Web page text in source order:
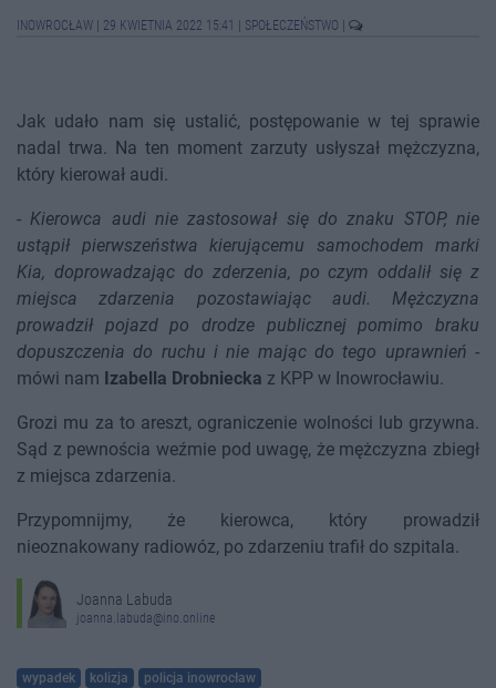
INOWROCŁAW 29 KWIETNIA 2022 15:41 SPOŁECZEŃSTWO
Jak udało nam się ustalić, postępowanie w tej sprawie
nadal trwa. Na ten moment zarzuty usłyszał mężczyzna,
który kierował audi.
-Kierowca audi nie zastosował się do znaku STOP, nie
ustąpił pierwszeństwa kierującemu samochodem marki
Kia, doprowadzając do zderzenia, po czym oddalił się z
miejsca zdarzenia pozostawiając audi. Mężczyzna
prowadził pojazd po drodze publicznej pomimo braku
dopuszczenia do ruchu i nie mając do tego uprawnień -
mówi nam Izabella Drobniecka z KPP w Inowrocławiu.
Grozi mu za to areszt, ograniczenie wolności lub grzywna.
Sąd z pewnościa weźmie pod uwagę, że mężczyzna zbiegł
z miejsca zdarzenia.
Przypomnijmy, że kierowca, który prowadził
nieoznakowany radiowóz, po zdarzeniu trafił do szpitala.
Joanna Labuda
joanna.labuda@ino.online
wypadek kolizja policja inowrocław